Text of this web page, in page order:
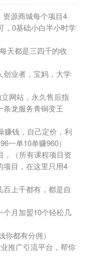
资源商城每个项目4
，0基础小白半小时学
天都是三四千的收
业者，宝妈，大学
网站，永久售后指
条龙服务青铜变王
钱，自己定价，利
一单10单赚960）
（所有课程项目资
项目，在这里只用4
上千都有，都是自
月加盟10个轻松几
都有分佣）
推广引流平台，帮你